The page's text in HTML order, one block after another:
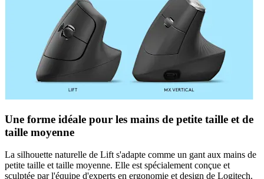
Une forme idéale pour les mains de petite taille et de
taille moyenne
La silhouette naturelle de Lift s'adapte comme un gant aux mains de
petite taille et taille moyenne. Elle est spécialement conçue et
sculptée par l'équipe d'experts en ergonomie et design de Logitech.